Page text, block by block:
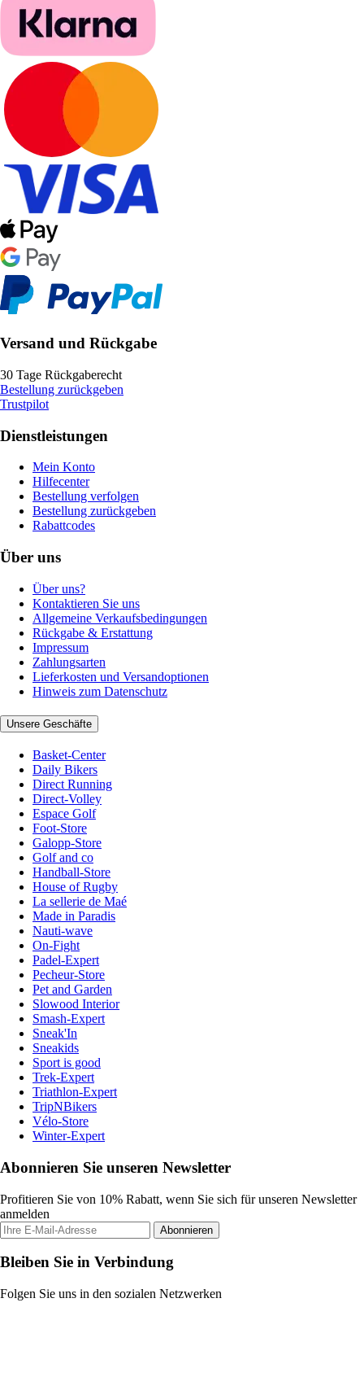
Versand und Rückgabe
30 Tage Rückgaberecht
Bestellung zurückgeben
Trustpilot
Dienstleistungen
Mein Konto
Hilfecenter
Bestellung verfolgen
Bestellung zurückgeben
Rabattcodes
Über uns
Über uns?
Kontaktieren Sie uns
Allgemeine Verkaufsbedingungen
Rückgabe & Erstattung
Impressum
Zahlungsarten
Lieferkosten und Versandoptionen
Hinweis zum Datenschutz
Unsere Geschäfte
Basket-Center
Daily Bikers
Direct Running
Direct-Volley
Espace Golf
Foot-Store
Galopp-Store
Golf and co
Handball-Store
House of Rugby
La sellerie de Maé
Made in Paradis
Nauti-wave
On-Fight
Padel-Expert
Pecheur-Store
Pet and Garden
Slowood Interior
Smash-Expert
Sneak'In
Sneakids
Sport is good
Trek-Expert
Triathlon-Expert
TripNBikers
Vélo-Store
Winter-Expert
Abonnieren Sie unseren Newsletter
Profitieren Sie von 10% Rabatt, wenn Sie sich für unseren Newsletter
anmelden
Abonnieren
Bleiben Sie in Verbindung
Folgen Sie uns in den sozialen Netzwerken